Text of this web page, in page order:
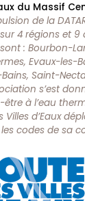
du Massif
de la
sur 4 régions et
: Bourbon-
Evaux-les-
Saint-
s’est
être à l’eau
Villes d’Eaux
codes de sa